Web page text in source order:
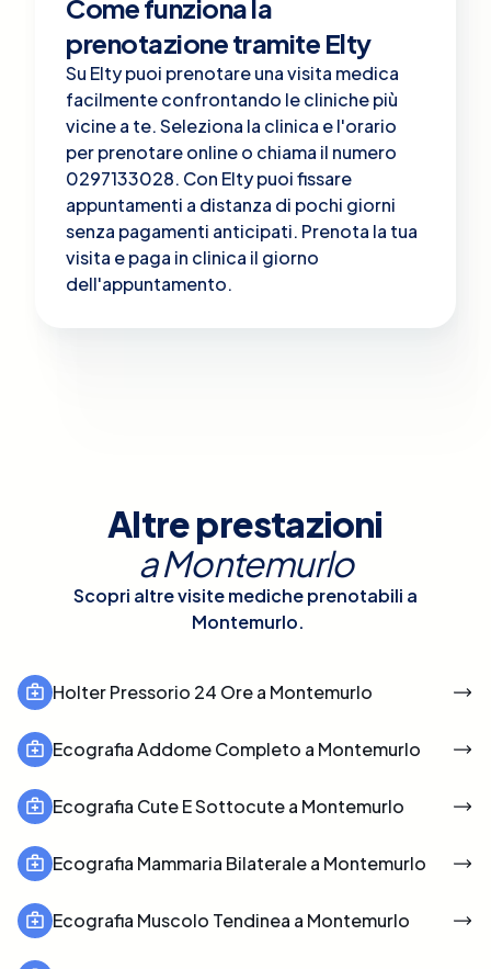
Come funziona la
prenotazione tramite Elty
Su Elty puoi prenotare una visita medica
facilmente confrontando le cliniche più
vicine a te. Seleziona la clinica e l'orario
per prenotare online o chiama il numero
0297133028. Con Elty puoi fissare
appuntamenti a distanza di pochi giorni
senza pagamenti anticipati. Prenota la tua
visita e paga in clinica il giorno
dell'appuntamento.
Altre prestazioni
aMontemurlo
Scopri altre visite mediche prenotabili a
Montemurlo.
Holter Pressorio 24 Ore a Montemurlo
Ecografia Addome Completo a Montemurlo
Ecografia Cute E Sottocute a Montemurlo
Ecografia Mammaria Bilaterale a Montemurlo
Ecografia Muscolo Tendinea a Montemurlo